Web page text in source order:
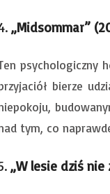
„Midsommar”
psychologiczny
bierze
tym, co
„W lesie dziś nie